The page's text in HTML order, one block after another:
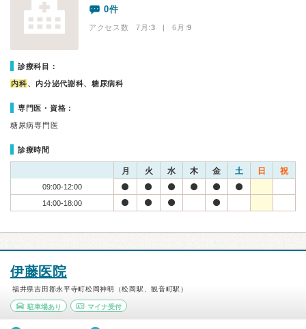
0件
アクセス数 7月:3 | 6月:9
診療科目：
内科、内分泌代謝科、糖尿病科
専門医・資格：
糖尿病専門医
診療時間
月 火 水 木 金 土 日 祝
09:00-12:00
14:00-18:00
伊藤医院
福井県吉田郡永平寺町松岡神明（松岡駅、観音町駅）
駐車場あり マイナ受付